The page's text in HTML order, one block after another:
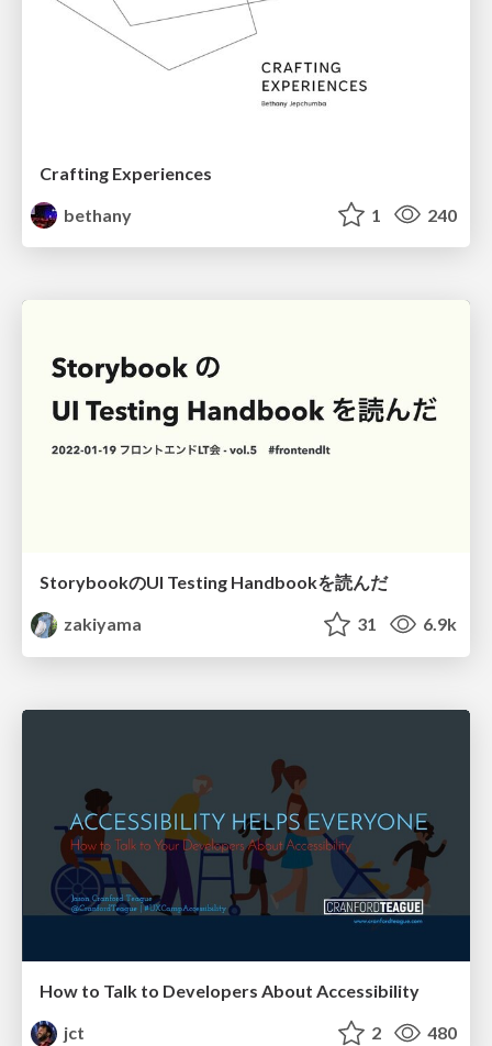
Crafting Experiences
bethany
1 240
StorybookのUI Testing Handbookを読んだ
zakiyama
31 6.9k
How to Talk to Developers About Accessibility
jct
2 480